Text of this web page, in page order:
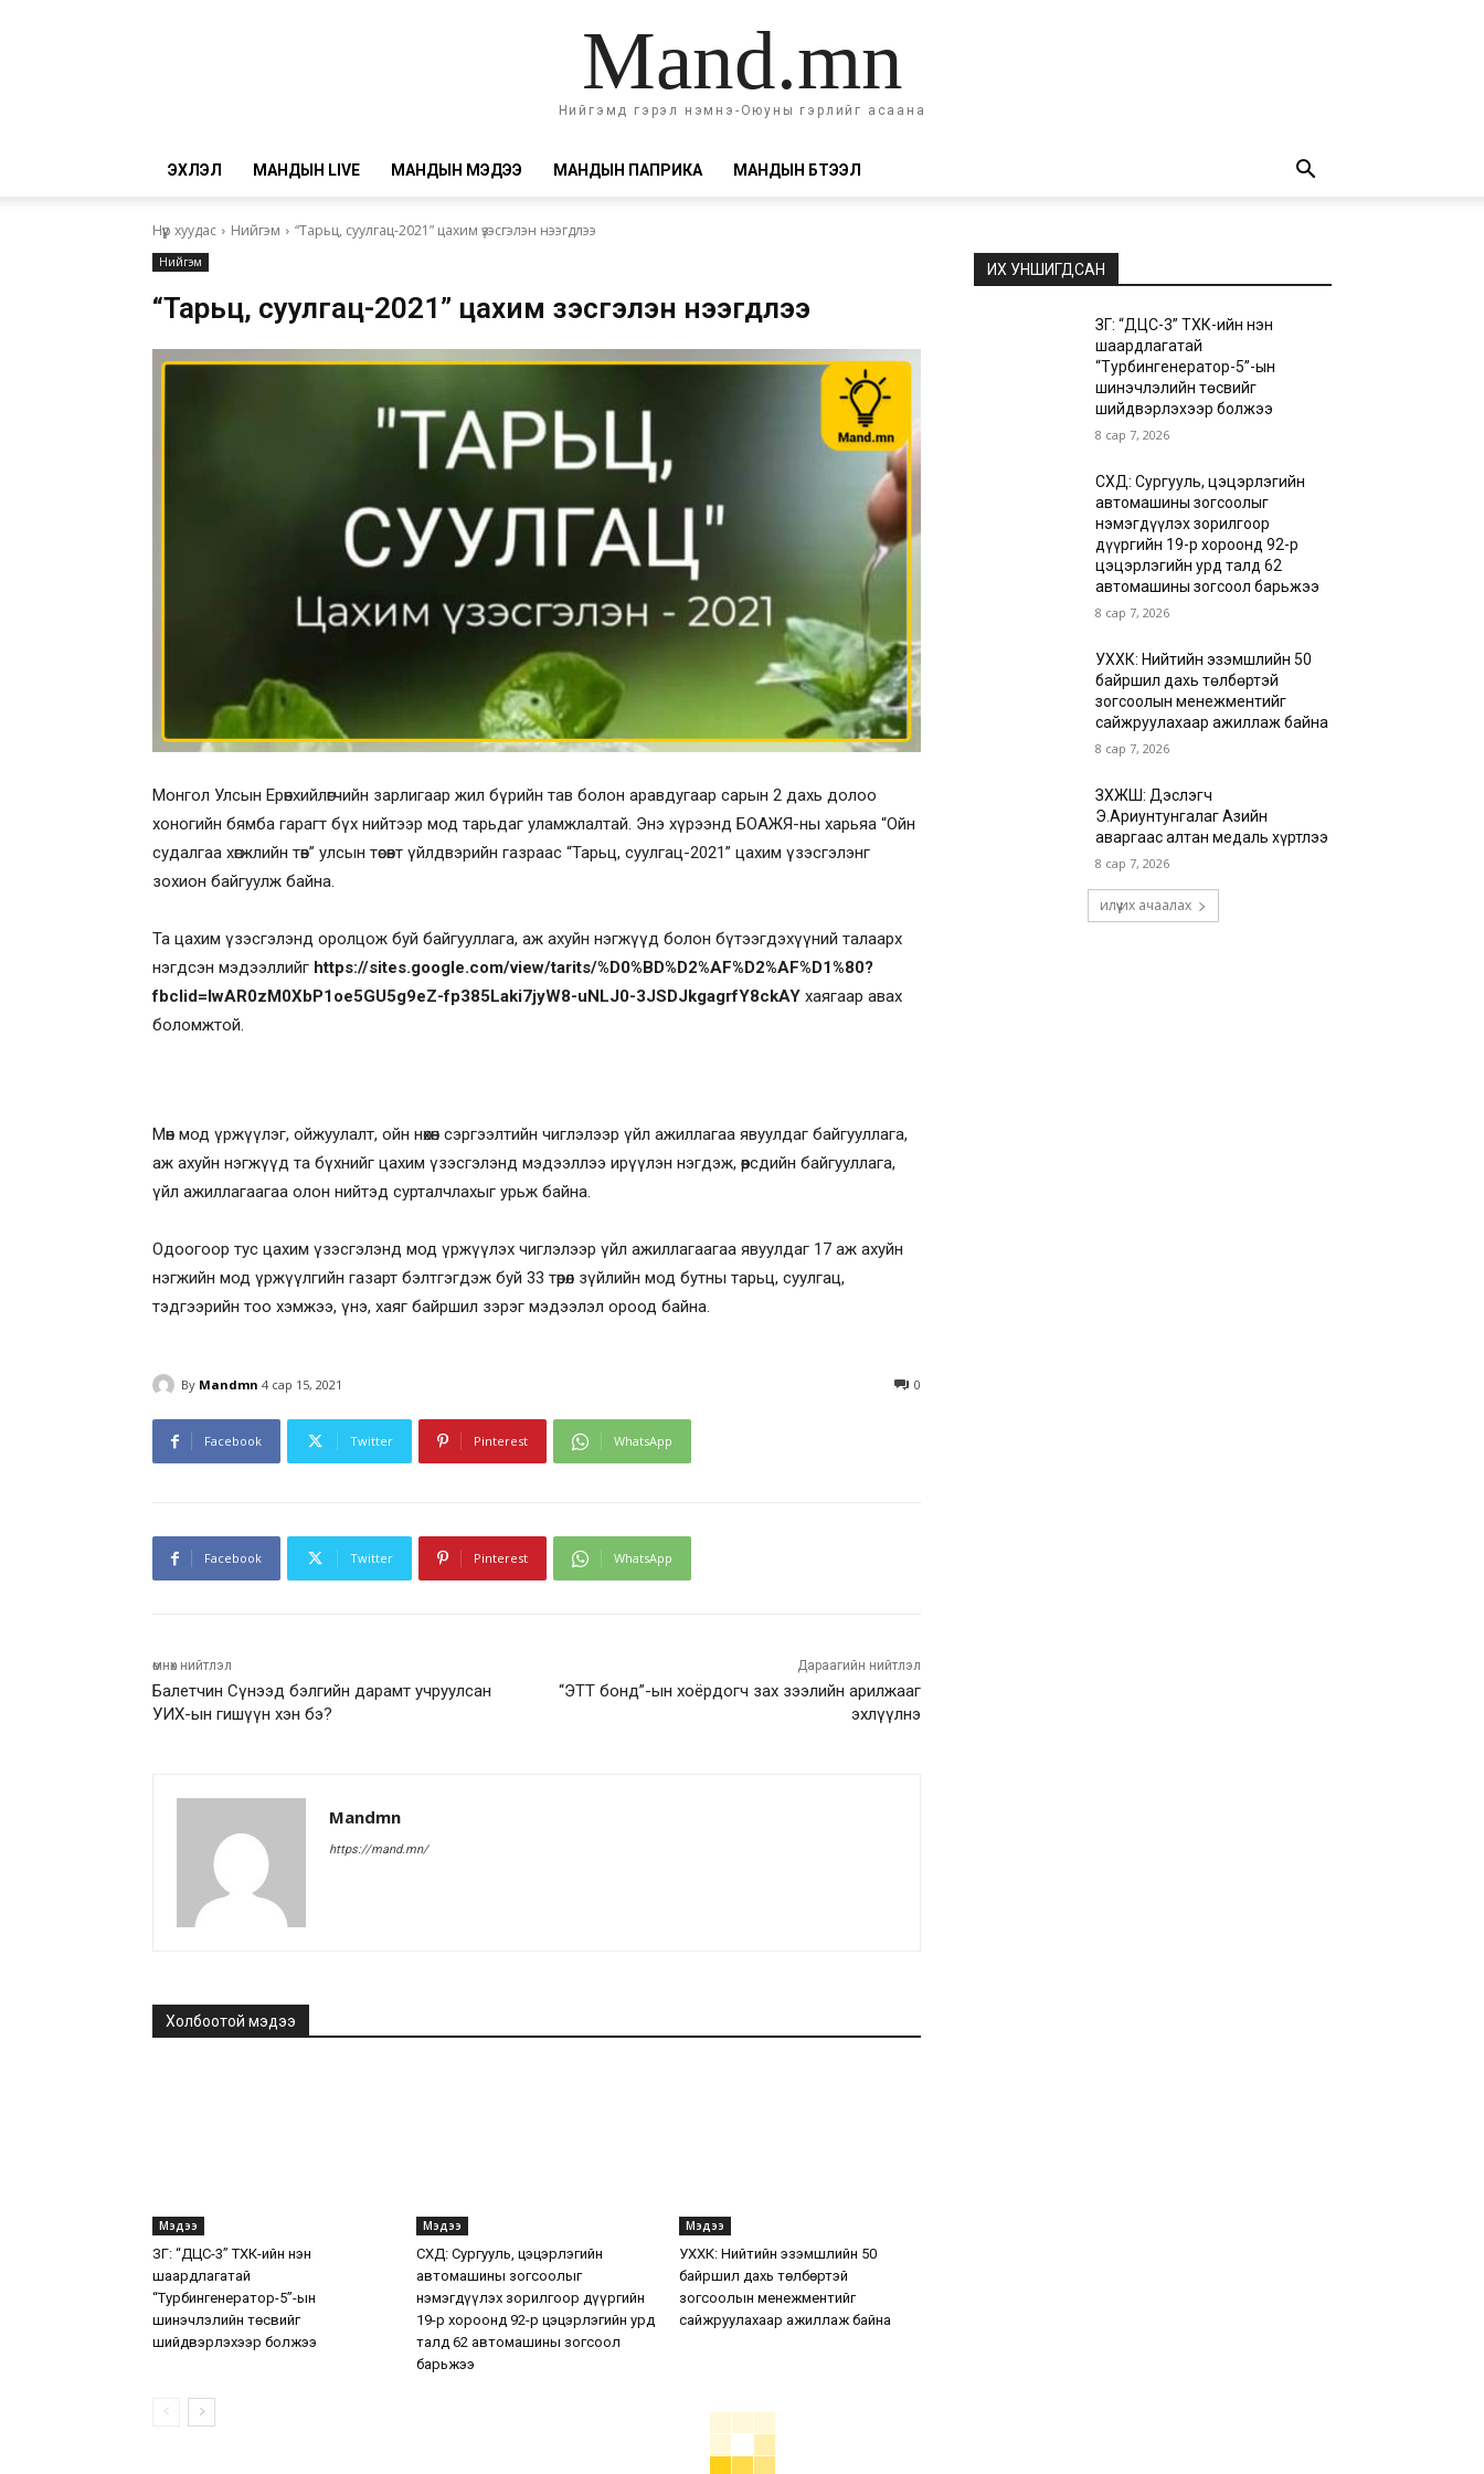
Mand.mn
Нийгэмд гэрэл нэмнэ-Оюуны гэрлийг асаана
ЭХЛЭЛ МАНДЫН LIVE МАНДЫН МЭДЭЭ МАНДЫН ПАПРИКА МАНДЫН БҮТЭЭЛ
Нүүр хуудас Нийгэм “Тарьц, суулгац-2021” цахим үзэсгэлэн нээгдлээ
Нийгэм
“Тарьц, суулгац-2021” цахим үзэсгэлэн нээгдлээ
Монгол Улсын Ерөнхийлөгчийн зарлигаар жил бүрийн тав болон аравдугаар сарын 2 дахь долоо
хоногийн бямба гарагт бүх нийтээр мод тарьдаг уламжлалтай. Энэ хүрээнд БОАЖЯ-ны харьяа “Ойн
судалгаа хөгжлийн төв” улсын төсөвт үйлдвэрийн газраас “Тарьц, суулгац-2021” цахим үзэсгэлэнг
зохион байгуулж байна.
Та цахим үзэсгэлэнд оролцож буй байгууллага, аж ахуйн нэгжүүд болон бүтээгдэхүүний талаарх
нэгдсэн мэдээллийг https://sites.google.com/view/tarits/%D0%BD%D2%AF%D2%AF%D1%80?
fbclid=IwAR0zM0XbP1oe5GU5g9eZ-fp385Laki7jyW8-uNLJ0-3JSDJkgagrfY8ckAY хаягаар авах
боломжтой.
Мөн мод үржүүлэг, ойжуулалт, ойн нөхөн сэргээлтийн чиглэлээр үйл ажиллагаа явуулдаг байгууллага,
аж ахуйн нэгжүүд та бүхнийг цахим үзэсгэлэнд мэдээллээ ирүүлэн нэгдэж, өөрсдийн байгууллага,
үйл ажиллагаагаа олон нийтэд сурталчлахыг урьж байна.
Одоогоор тус цахим үзэсгэлэнд мод үржүүлэх чиглэлээр үйл ажиллагаагаа явуулдаг 17 аж ахуйн
нэгжийн мод үржүүлгийн газарт бэлтгэгдэж буй 33 төрөл зүйлийн мод бутны тарьц, суулгац,
тэдгээрийн тоо хэмжээ, үнэ, хаяг байршил зэрэг мэдээлэл ороод байна.
By Mandmn 4 сар 15, 2021 0
Facebook Twitter Pinterest WhatsApp
Facebook Twitter Pinterest WhatsApp
өмнөх нийтлэл
Балетчин Сүнээд бэлгийн дарамт учруулсан
УИХ-ын гишүүн хэн бэ?
Дараагийн нийтлэл
“ЭТТ бонд”-ын хоёрдогч зах зээлийн арилжааг
эхлүүлнэ
Mandmn
https://mand.mn/
Холбоотой мэдээ
Мэдээ
ЗГ: “ДЦС-3” ТӨХК-ийн нэн
шаардлагатай
“Турбингенератор-5”-ын
шинэчлэлийн төсвийг
шийдвэрлэхээр болжээ
Мэдээ
СХД: Сургууль, цэцэрлэгийн
автомашины зогсоолыг
нэмэгдүүлэх зорилгоор дүүргийн
19-р хороонд 92-р цэцэрлэгийн урд
талд 62 автомашины зогсоол
барьжээ
Мэдээ
УХХК: Нийтийн эзэмшлийн 50
байршил дахь төлбөртэй
зогсоолын менежментийг
сайжруулахаар ажиллаж байна
ИХ УНШИГДСАН
ЗГ: “ДЦС-3” ТӨХК-ийн нэн
шаардлагатай
“Турбингенератор-5”-ын
шинэчлэлийн төсвийг
шийдвэрлэхээр болжээ
8 сар 7, 2026
СХД: Сургууль, цэцэрлэгийн
автомашины зогсоолыг
нэмэгдүүлэх зорилгоор
дүүргийн 19-р хороонд 92-р
цэцэрлэгийн урд талд 62
автомашины зогсоол барьжээ
8 сар 7, 2026
УХХК: Нийтийн эзэмшлийн 50
байршил дахь төлбөртэй
зогсоолын менежментийг
сайжруулахаар ажиллаж байна
8 сар 7, 2026
ЗХЖШ: Дэслэгч
Э.Ариунтунгалаг Азийн
аваргаас алтан медаль хүртлээ
8 сар 7, 2026
илүү их ачаалах